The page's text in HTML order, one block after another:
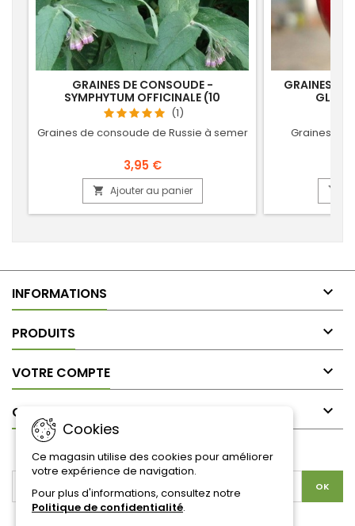
GRAINES DE CONSOUDE -
SYMPHYTUM OFFICINALE (10
SEMENCES)(1)
Graines de consoude de Russie à semer
3,95 €
 Ajouter au panier
GRAINES
Graines de

INFORMATIONS 
PRODUITS 
VOTRE COMPTE 
CONTACT 
Cookies
Ce magasin utilise des cookies pour améliorer
votre expérience de navigation.
Pour plus d'informations, consultez notre
Politique de confidentialité.
LETTRE D'INFORMATIONS